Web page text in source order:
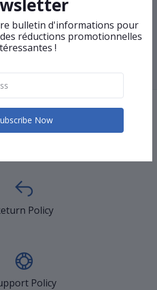
Attaches Rideaux en corde -
Une paire
Policy
Policy
bulletin d'informations pour
réductions promotionnelles
!
Now